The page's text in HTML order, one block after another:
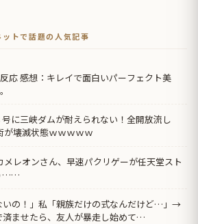
トで話題の人気記事
応 感想：キレイで面白いパーフェクト美
に三峡ダムが耐えられない！全開放流し
壊滅状態ｗｗｗｗｗ
メレオンさん、早速パクリゲーが任天堂スト
……
いの！」私「親族だけの式なんだけど…」→
ませたら、友人が暴走し始めて…